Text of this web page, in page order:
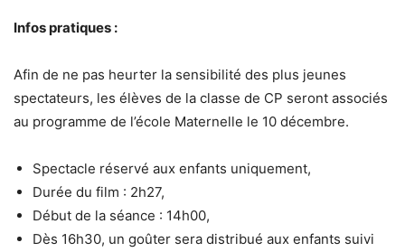
Infos pratiques :
Afin de ne pas heurter la sensibilité des plus jeunes
spectateurs, les élèves de la classe de CP seront associés
au programme de l’école Maternelle le 10 décembre.
Spectacle réservé aux enfants uniquement,
Durée du film : 2h27,
Début de la séance : 14h00,
Dès 16h30, un goûter sera distribué aux enfants suivi